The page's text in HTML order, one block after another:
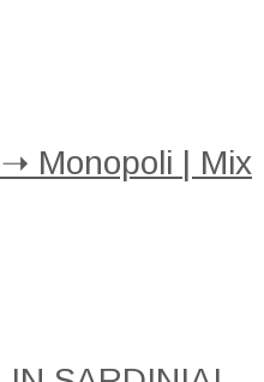
Monopoli | Mix